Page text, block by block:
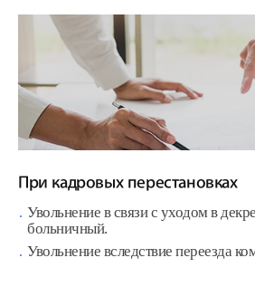
При кадровых перестановках
Увольнение в связи с уходом в
больничный.
Увольнение вследствие переезда